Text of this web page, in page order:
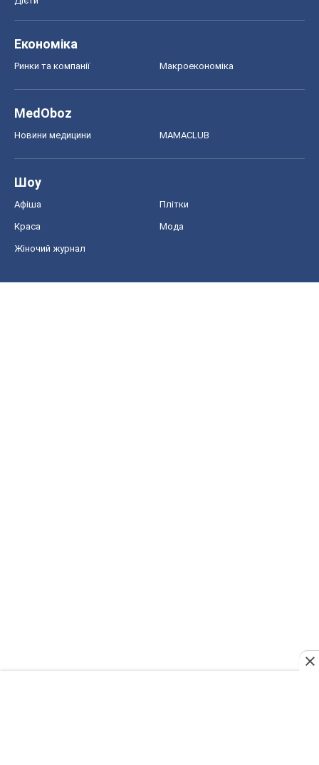
Економіка
Ринки та компанії Макроекономіка
MedOboz
Новини медицини MAMACLUB
Шоу
Афіша Плітки
Краса Мода
Жіночий журнал